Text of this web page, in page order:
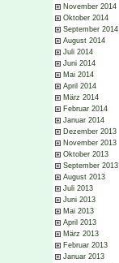
November 2014
Oktober 2014
September 2014
August 2014
Juli 2014
Juni 2014
Mai 2014
April 2014
März 2014
Februar 2014
Januar 2014
Dezember 2013
November 2013
Oktober 2013
September 2013
August 2013
Juli 2013
Juni 2013
Mai 2013
April 2013
März 2013
Februar 2013
Januar 2013